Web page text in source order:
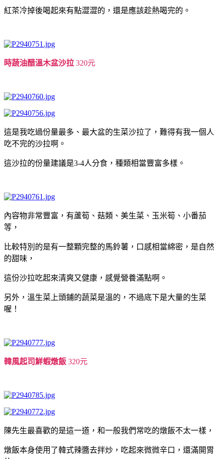
紅茶冷掉後喝起來有點澀澀的，還是應該趁熱喝完的。
時蔬油醋溫木盆沙拉 320元
這是我吃過份量最多、最大盆的生菜沙拉了，難得有我一個人
吃不完的沙拉啊。
這沙拉的份量建議是3-4人分食，種類相當豐富多樣。
內容物非常豐富，有蘆筍、菇類、美生菜、玉米筍、小番茄
等，
比較特別的是有一整顆完整的馬鈴薯，口感相當綿密，是自然
的甜味，
這份沙拉吃起來清爽又健康，感覺營養滿點啊。
另外，溫生菜上頭鋪的蔬菜是溫的，不過底下是大量的生菜
喔！
韓風起司鮮蝦燉飯 320元
陳先生最喜歡的是這一道，和一般我們常吃的燉飯不太一樣，
燉飯本身使用了韓式辣醬去拌炒，吃起來微微辛口，還滿開胃